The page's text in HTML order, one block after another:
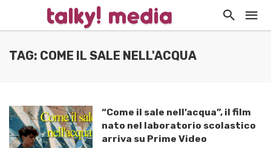
TAG: COME IL SALE NELL'ACQUA
“Come il sale nell’acqua”, il film
nato nel laboratorio scolastico
arriva su Prime Video